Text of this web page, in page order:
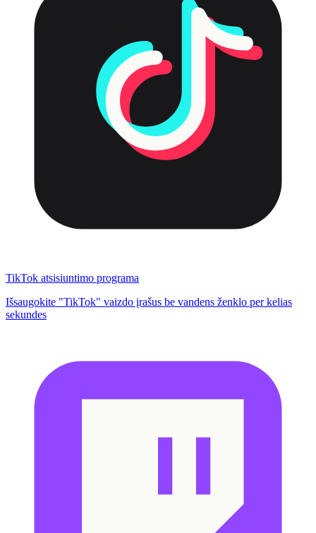
TikTok atsisiuntimo programa
Išsaugokite "TikTok" vaizdo įrašus be vandens ženklo per kelias
sekundes